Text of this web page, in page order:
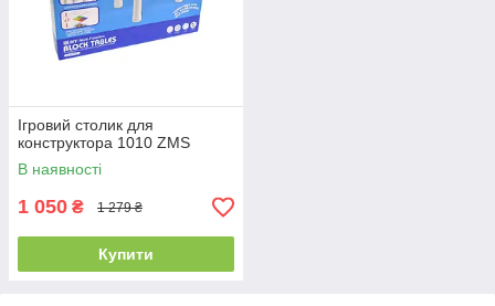
Ігровий столик для
конструктора 1010 ZMS
В наявності
1 050 ₴ 1 279 ₴
Купити